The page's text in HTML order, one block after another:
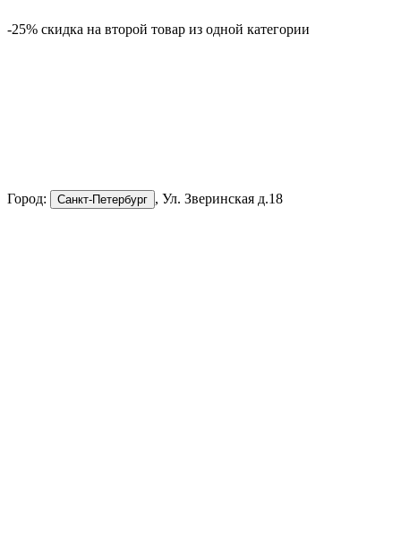
-25% скидка на второй товар из одной категории
Город: Санкт-Петербург , Ул. Зверинская д.18